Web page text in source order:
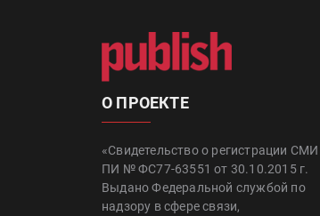
О ПРОЕКТЕ
«Свидетельство о регистрации СМИ
ПИ № ФС77-63551 от 30.10.2015 г.
Выдано Федеральной службой по
надзору в сфере связи,